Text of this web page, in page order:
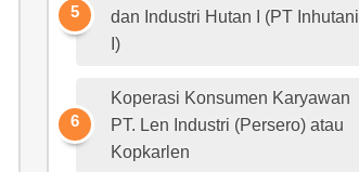
dan Industri Hutan I (PT Inhutani
I)
Koperasi Konsumen Karyawan
PT. Len Industri (Persero) atau
Kopkarlen